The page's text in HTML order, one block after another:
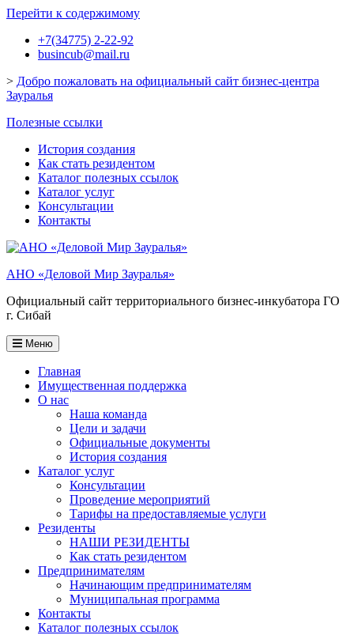
Перейти к содержимому
+7(34775) 2-22-92
busincub@mail.ru
> Добро пожаловать на официальный сайт бизнес-центра
Зауралья
Полезные ссылки
История создания
Как стать резидентом
Каталог полезных ссылок
Каталог услуг
Консультации
Контакты
АНО «Деловой Мир Зауралья»
Официальный сайт территориального бизнес-инкубатора ГО
г. Сибай
Меню
Главная
Имущественная поддержка
О нас
Наша команда
Цели и задачи
Официальные документы
История создания
Каталог услуг
Консультации
Проведение мероприятий
Тарифы на предоставляемые услуги
Резиденты
НАШИ РЕЗИДЕНТЫ
Как стать резидентом
Предпринимателям
Начинающим предпринимателям
Муниципальная программа
Контакты
Каталог полезных ссылок